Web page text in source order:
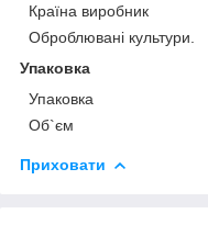
Країна виробник
Оброблювані культури.
Упаковка
Упаковка
Об`єм
Приховати